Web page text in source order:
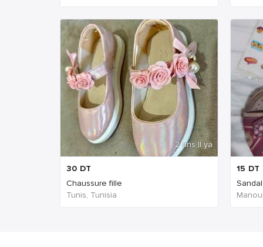
2 ans Il ya
30 DT
Chaussure fille
Tunis, Tunisia
15 DT